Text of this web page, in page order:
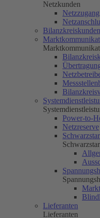
Netzkunden
Netzzugang
Bilanzkreiskunden
Power-to-
Netzreserve
Lieferanten
Lieferanten